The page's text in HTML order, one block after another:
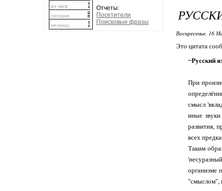
Отчеты:
Посетители
Поисковые фразы
Воскресенье, 16
Это цитата
~Русский
При
смысл
иные
развития,
всех
Таким
организме
"смыслом",